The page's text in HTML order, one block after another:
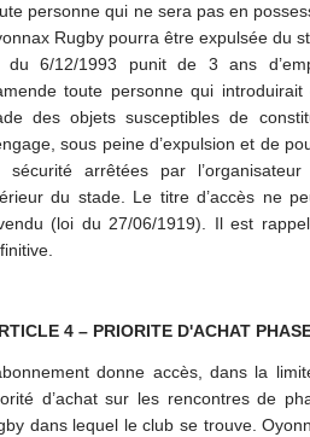
personne qui ne sera pas en
Rugby pourra être expulsée du
du 6/12/1993 punit de 3 ans
toute personne qui
des objets susceptibles de
sous peine d’expulsion et de
sécurité arrêtées par
du stade. Le titre d’accès ne
(loi du 27/06/1919). Il est
4 – PRIORITE D'ACHAT
donne accès, dans la
d’achat sur les rencontres de
dans lequel le club se trouve.